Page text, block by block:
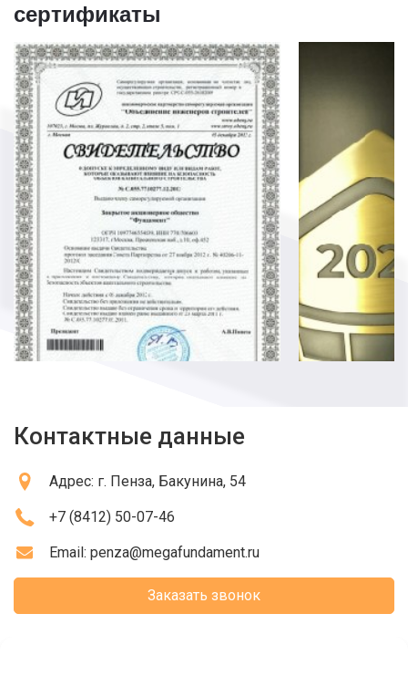
сертификаты
Контактные данные
Адрес: г. Пенза, Бакунина, 54
+7 (8412) 50-07-46
Email: penza@megafundament.ru
Заказать звонок